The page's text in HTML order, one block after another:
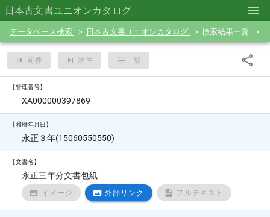
日本古文書ユニオンカタログ
データベース検索 日本古文書ユニオンカタログ 検索結果一覧
前件 次件 一覧
【管理番号】
XA000000397869
【和暦年月日】
永正３年(15060550550)
【文書名】
永正三年分文書包紙
イメージ 外部リンク フルテキスト